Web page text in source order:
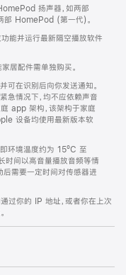
扬声器，如两部
HomePod (第一代)。
能并运行最新隔空播放软件
居配件需单独购买。
可在识别后向你发送通知。
急情况下，均不应依赖声音
app 架构，该架构于家庭
设备均使用最新版本软
环境温度约为 15ºC 至
间以高音量播放音频等情
需要一定时间对传感器进
过你的 IP 地址，或者你在上次